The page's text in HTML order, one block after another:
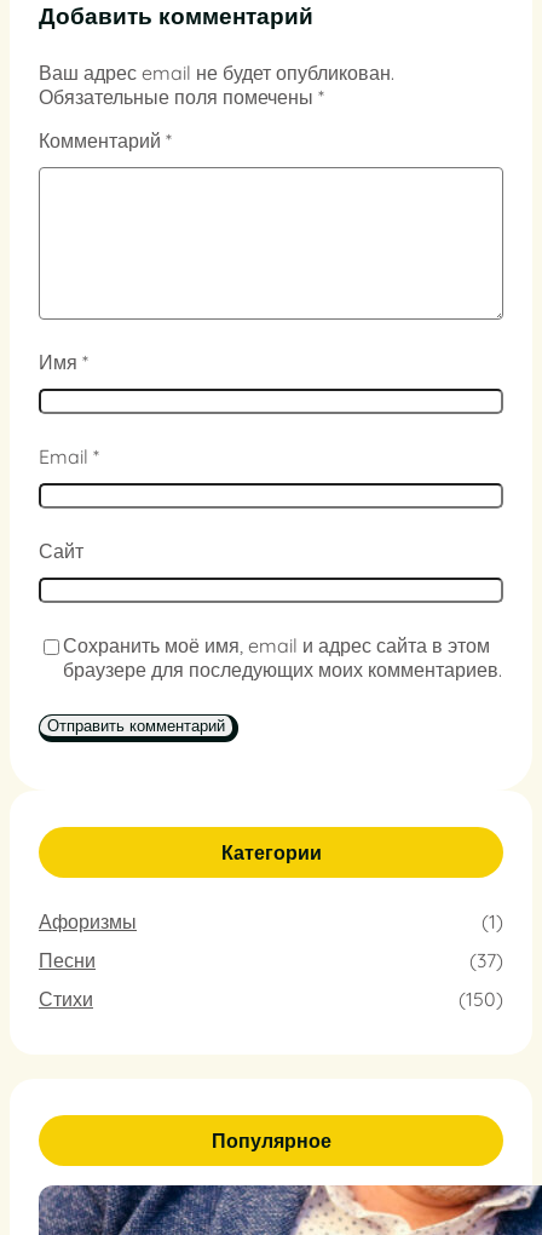
Добавить комментарий
Ваш адрес email не будет опубликован.
Обязательные поля помечены *
Комментарий *
Имя *
Email *
Сайт
Сохранить моё имя, email и адрес сайта в этом
браузере для последующих моих комментариев.
Категории
Афоризмы
(1)
Песни
(37)
Стихи
(150)
Популярное